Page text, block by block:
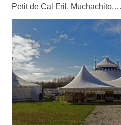
Petit de Cal Eril, Muchachito,…